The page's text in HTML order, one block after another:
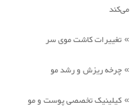
می‌کند
» تغییرات کاشت موی سر
» چرخه ریزش و رشد مو
» کیلینیک تخصصی پوست و مو